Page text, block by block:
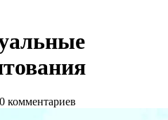
0 комментариев